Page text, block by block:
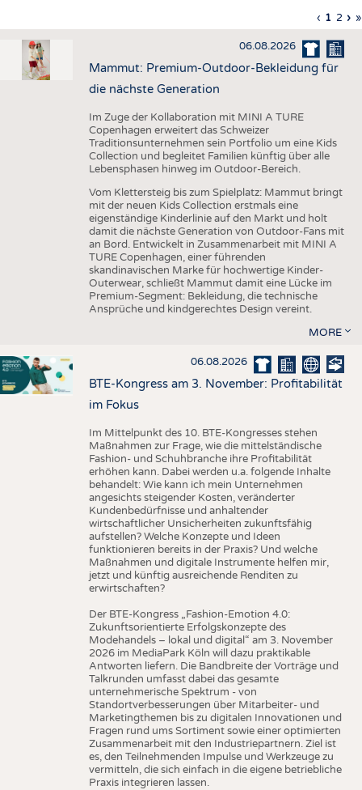
TESTS
AUSSCHREIBUNGEN
DTV AUSSCHREIBUNGSDIENST
FAKTEN
STATISTICS
ADRESSEN & LINKS
PUBLIKATIONEN
TERMINE
BRANCHENTERMINE
Seitennummerierung
Seite
‹
Seite
1 Seite
2 › »
06.08.2026
Mammut: Premium-Outdoor-Bekleidung für
die nächste Generation
Im Zuge der Kollaboration mit MINI A TURE
Copenhagen erweitert das Schweizer
Traditionsunternehmen sein Portfolio um eine Kids
Collection und begleitet Familien künftig über alle
Lebensphasen hinweg im Outdoor-Bereich.
Vom Klettersteig bis zum Spielplatz: Mammut bringt
mit der neuen Kids Collection erstmals eine
eigenständige Kinderlinie auf den Markt und holt
damit die nächste Generation von Outdoor-Fans mit
an Bord. Entwickelt in Zusammenarbeit mit MINI A
TURE Copenhagen, einer führenden
skandinavischen Marke für hochwertige Kinder-
Outerwear, schließt Mammut damit eine Lücke im
Premium-Segment: Bekleidung, die technische
Ansprüche und kindgerechtes Design vereint.
MORE
06.08.2026
BTE-Kongress am 3. November: Profitabilität
im Fokus
Im Mittelpunkt des 10. BTE-Kongresses stehen
Maßnahmen zur Frage, wie die mittelständische
Fashion- und Schuhbranche ihre Profitabilität
erhöhen kann. Dabei werden u.a. folgende Inhalte
behandelt: Wie kann ich mein Unternehmen
angesichts steigender Kosten, veränderter
Kundenbedürfnisse und anhaltender
wirtschaftlicher Unsicherheiten zukunftsfähig
aufstellen? Welche Konzepte und Ideen
funktionieren bereits in der Praxis? Und welche
Maßnahmen und digitale Instrumente helfen mir,
jetzt und künftig ausreichende Renditen zu
erwirtschaften?
Der BTE-Kongress „Fashion-Emotion 4.0:
Zukunftsorientierte Erfolgskonzepte des
Modehandels – lokal und digital“ am 3. November
2026 im MediaPark Köln will dazu praktikable
Antworten liefern. Die Bandbreite der Vorträge und
Talkrunden umfasst dabei das gesamte
unternehmerische Spektrum - von
Standortverbesserungen über Mitarbeiter- und
Marketingthemen bis zu digitalen Innovationen und
Fragen rund ums Sortiment sowie einer optimierten
Zusammenarbeit mit den Industriepartnern. Ziel ist
es, den Teilnehmenden Impulse und Werkzeuge zu
vermitteln, die sich einfach in die eigene betriebliche
Praxis integrieren lassen.